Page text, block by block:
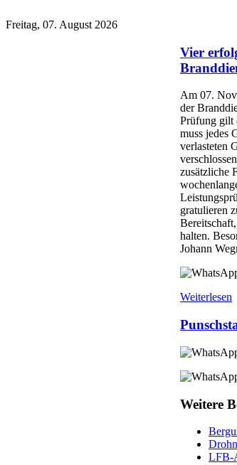
Freitag, 07. August 2026
Vier
Am 07.
der
Prüfung gilt
muss jedes
verlasteten
zusätzliche
gratulieren
halten.
Johann
Weiterlesen
Weitere
LFB-